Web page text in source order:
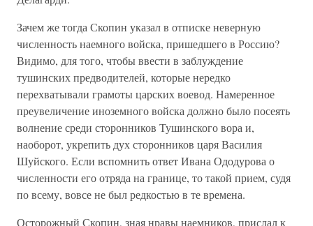
Зачем же тогда Скопин указал в отписке неверную
численность наемного войска, пришедшего в Россию?
Видимо, для того, чтобы ввести в заблуждение
тушинских предводителей, которые нередко
перехватывали грамоты царских воевод. Намеренное
преувеличение иноземного войска должно было посеять
волнение среди сторонников Тушинского вора и,
наоборот, укрепить дух сторонников царя Василия
Шуйского. Если вспомнить ответ Ивана Ододурова о
численности его отряда на границе, то такой прием, судя
по всему, вовсе не был редкостью в те времена.
Осторожный Скопин, зная нравы наемников, прислал к